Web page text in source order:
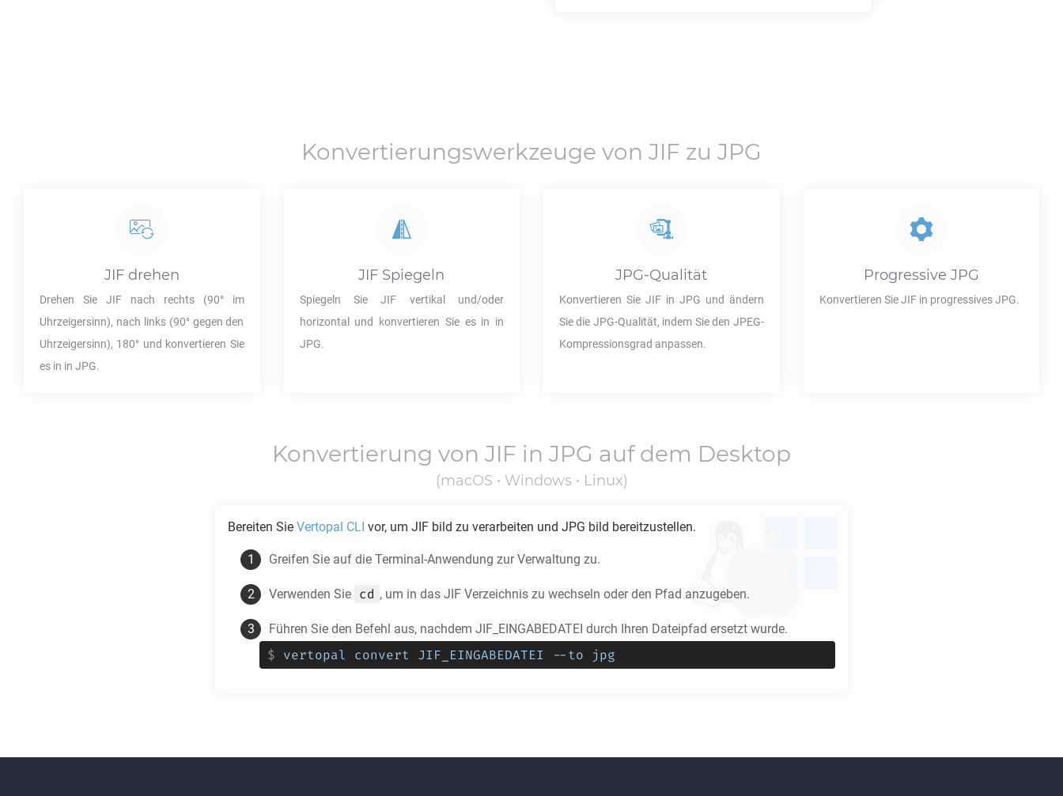
Konvertierungswerkzeuge von JIF zu JPG
JIFdrehen
Drehen Sie JIFnach rechts (90° im
Uhrzeigersinn), nach links (90° gegen den
Uhrzeigersinn), 180° und konvertieren Sie
es in in JPG.
JIF Spiegeln
Spiegeln SieJIF vertikal und/oder
horizontal und konvertieren Sie es in in
JPG.
JPG-Qualität
Konvertieren Sie JIFin JPG und ändern
Sie die JPG-Qualität, indem Sie den JPEG-
Kompressionsgrad anpassen.
Progressive JPG
Konvertieren SieJIFin progressivesJPG.
Konvertierung von JIF in JPG auf dem Desktop
(macOS • Windows • Linux)
Bereiten Sie Vertopal CLI vor, um JIF bild zu verarbeiten und JPG bild bereitzustellen.
Greifen Sie auf die Terminal-Anwendung zur Verwaltung zu.
Verwenden Sie cd , um in das JIF Verzeichnis zu wechseln oder den Pfad anzugeben.
Führen Sie den Befehl aus, nachdem JIF_EINGABEDATEI durch Ihren Dateipfad ersetzt wurde.
$ vertopal convert JIF_EINGABEDATEI --to jpg